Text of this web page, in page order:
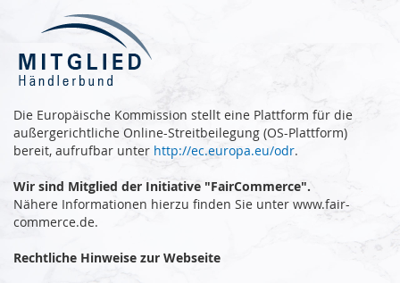
Die Europäische Kommission stellt eine Plattform für die
außergerichtliche Online-Streitbeilegung (OS-Plattform)
bereit, aufrufbar unter http://ec.europa.eu/odr.
Wir sind Mitglied der Initiative "FairCommerce".
Nähere Informationen hierzu finden Sie unter www.fair-
commerce.de.
Rechtliche Hinweise zur Webseite